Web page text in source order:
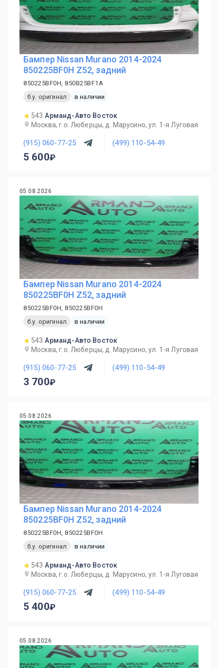
Бампер Nissan Murano 2014-2024
850225BF0H Z52, задний
850225BF0H, 850B25BF1A
б.у. оригинал
в наличии
543 Арманд-Авто Восток
Москва, г.о. Люберцы, д. Марусино, ул. 1-я Луговая
(915) 060-77-25 (499) 110-54-49
5 600
05.08.2026
Бампер Nissan Murano 2014-2024
850225BF0H Z52, задний
850225BF0H, 850225BF0H
б.у. оригинал
в наличии
543 Арманд-Авто Восток
Москва, г.о. Люберцы, д. Марусино, ул. 1-я Луговая
(915) 060-77-25 (499) 110-54-49
3 700
05.08.2026
Бампер Nissan Murano 2014-2024
850225BF0H Z52, задний
850225BF0H, 850225BF0H
б.у. оригинал
в наличии
543 Арманд-Авто Восток
Москва, г.о. Люберцы, д. Марусино, ул. 1-я Луговая
(915) 060-77-25 (499) 110-54-49
5 400
05.08.2026